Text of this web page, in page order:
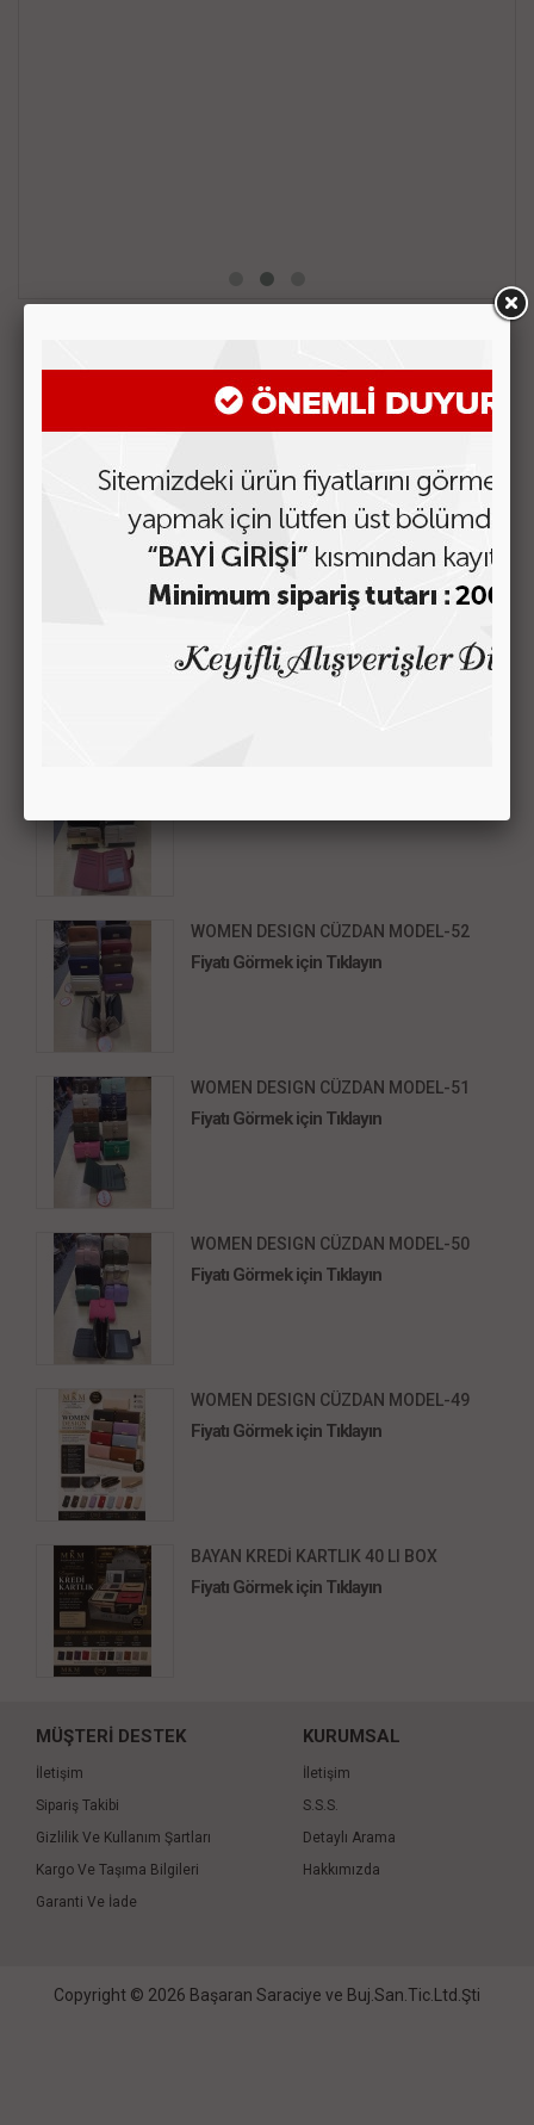
WOMEN DESIGN CÜZDAN MODEL-20
Ürün Kodu : 05-90-43-20
Fiyatı Görmek için Tıklayın
ÜRÜN AÇIKLAMASI
MÜŞTERİ YORUMLARI
WOMEN DESIGN CÜZDAN MODEL-52
Fiyatı Görmek için Tıklayın
WOMEN DESIGN CÜZDAN MODEL-51
Fiyatı Görmek için Tıklayın
WOMEN DESIGN CÜZDAN MODEL-50
Fiyatı Görmek için Tıklayın
WOMEN DESIGN CÜZDAN MODEL-49
Fiyatı Görmek için Tıklayın
BAYAN KREDİ KARTLIK 40 LI BOX
Fiyatı Görmek için Tıklayın
MÜŞTERİ DESTEK
İletişim
Sipariş Takibi
Gizlilik Ve Kullanım Şartları
Kargo Ve Taşıma Bilgileri
Garanti Ve İade
KURUMSAL
İletişim
S.S.S.
Detaylı Arama
Hakkımızda
Copyright © 2026 Başaran Saraciye ve Buj.San.Tic.Ltd.Şti